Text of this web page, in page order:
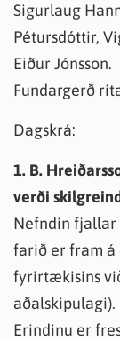
Sigurlaug
Pétursdóttir,
Eiður Jónsson.
Fundargerð
Dagskrá:
1. B.
verði
Nefndin fjallar
farið er fram á
fyrirtækisins
aðalskipulagi).
Erindinu er